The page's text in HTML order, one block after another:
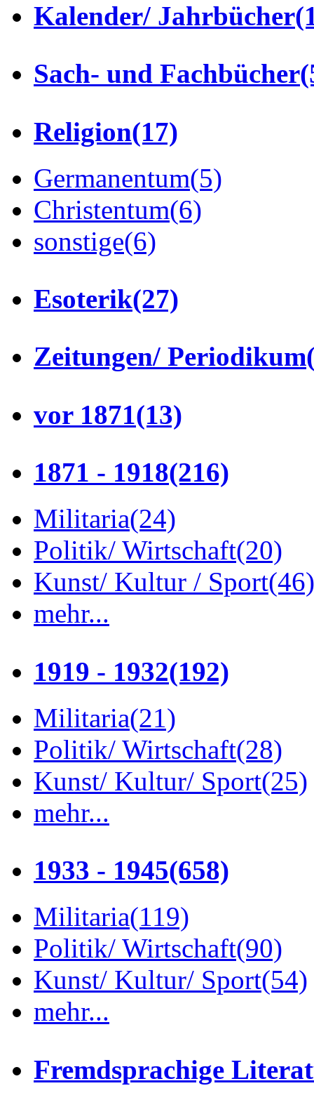
Kalender/ Jahrbücher
Sach- und Fachbücher
Religion(17)
Germanentum(5)
Christentum(6)
sonstige(6)
Esoterik(27)
Zeitungen/ Periodikum
vor 1871(13)
1871 - 1918(216)
Militaria(24)
Politik/ Wirtschaft(20)
Kunst/ Kultur / Sport(46)
mehr...
1919 - 1932(192)
Militaria(21)
Politik/ Wirtschaft(28)
Kunst/ Kultur/ Sport(25)
mehr...
1933 - 1945(658)
Militaria(119)
Politik/ Wirtschaft(90)
Kunst/ Kultur/ Sport(54)
mehr...
Fremdsprachige